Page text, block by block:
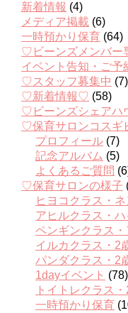
新着情報 (4)
メディア掲載 (6)
一時預かり保育 (64)
♡ビーンズメンバー
イベント告知・ご予
♡スタッフ募集中 (7)
♡新着情報♡ (58)
♡ビーンズシェアハ
♡保育サロンコスギ
プロフィール (7)
記念アルバム (5)
よくあるご質問
♡保育サロンの様子
ヒヨコクラス・
アヒルクラス・
ペンギンクラス
イルカクラス・2
パンダクラス・2
1dayイベント (78)
トイトレクラス
一時預かり保育